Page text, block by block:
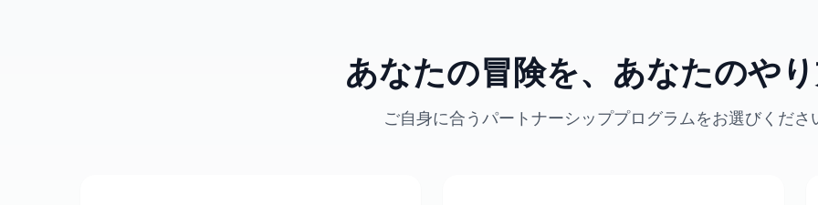
あなたの冒険を、あなたのや
ご自身に合うパートナーシッププログラムをお選びくださ